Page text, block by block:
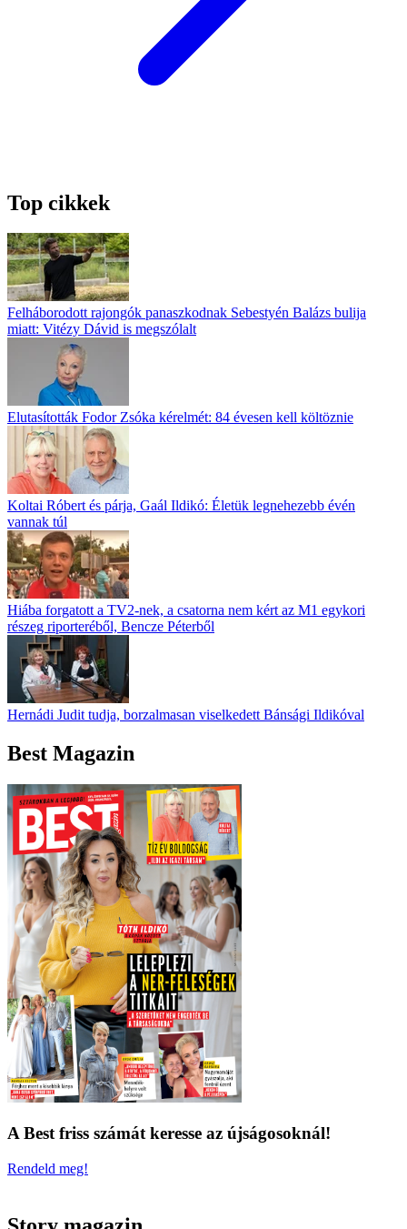
Top cikkek
Felháborodott rajongók panaszkodnak Sebestyén Balázs bulija
miatt: Vitézy Dávid is megszólalt
Elutasították Fodor Zsóka kérelmét: 84 évesen kell költöznie
Koltai Róbert és párja, Gaál Ildikó: Életük legnehezebb évén
vannak túl
Hiába forgatott a TV2-nek, a csatorna nem kért az M1 egykori
részeg riporteréből, Bencze Péterből
Hernádi Judit tudja, borzalmasan viselkedett Bánsági Ildikóval
Best Magazin
A Best friss számát keresse az újságosoknál!
Rendeld meg!